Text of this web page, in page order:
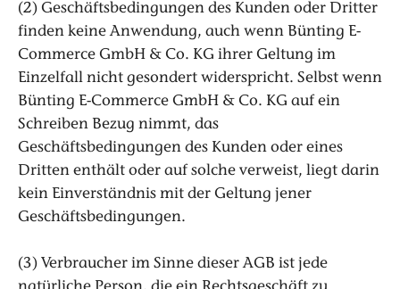
(2) Geschäftsbedingungen des Kunden oder Dritter
finden keine Anwendung, auch wenn Bünting E-
Commerce GmbH & Co. KG ihrer Geltung im
Einzelfall nicht gesondert widerspricht. Selbst wenn
Bünting E-Commerce GmbH & Co. KG auf ein
Schreiben Bezug nimmt, das
Geschäftsbedingungen des Kunden oder eines
Dritten enthält oder auf solche verweist, liegt darin
kein Einverständnis mit der Geltung jener
Geschäftsbedingungen.
(3) Verbraucher im Sinne dieser AGB ist jede